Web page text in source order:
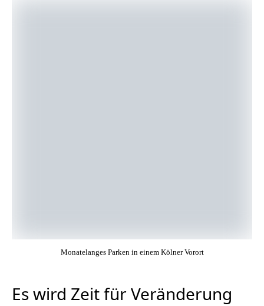
Monatelanges Parken in einem Kölner Vorort
Es wird Zeit für Veränderung